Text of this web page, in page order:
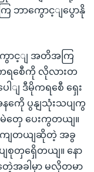
ဘာကွောင့ျပွောနို
ကွောင့ျ အတိအကြ
ရစေီကို လိုလားတ
ါျ ဒီမိုကရစေီ ရှေး
နကေို ပွနျသုံးသပျကွ
ေ ပေးကွတယျ။
ကျတယျဆိုတဲ့ အခွ
စုတှရှေိတယျ။ နော
ေဲ့အခါမှာ မလိုတမာ